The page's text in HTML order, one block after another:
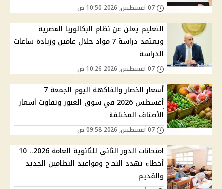
التعليم يعلن عن نظام البكالوريا المصرية
ويعتمد دراسة 7 مواد خلال عامين وزيادة ساعات
الدراسة
أسعار الخضار والفاكهة اليوم الجمعة 7
أغسطس 2026 في سوق العبور وتفاوت أسعار
الأصناف المختلفة
امتحانات الدور الثاني للثانوية العامة 2026.. 10
أخطاء تهدد النجاح ومواعيد النظامين الجديد
والقديم